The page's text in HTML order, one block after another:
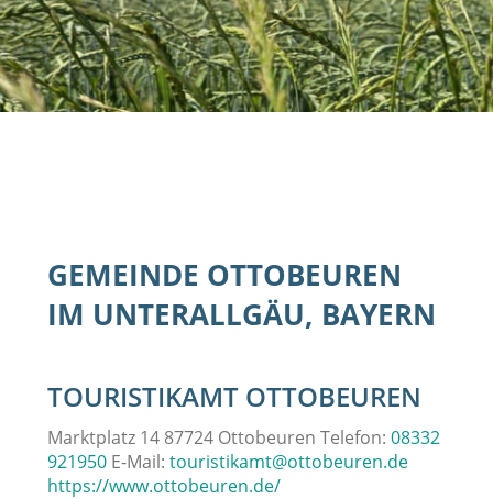
GEMEINDE OTTOBEUREN
IM UNTERALLGÄU, BAYERN
TOURISTIKAMT OTTOBEUREN
Marktplatz 14 87724 Ottobeuren Telefon: 08332
921950E-Mail: touristikamt@ottobeuren.de
https://www.ottobeuren.de/